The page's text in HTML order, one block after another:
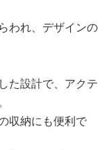
われ、デザインの
た設計で、アクテ
収納にも便利で